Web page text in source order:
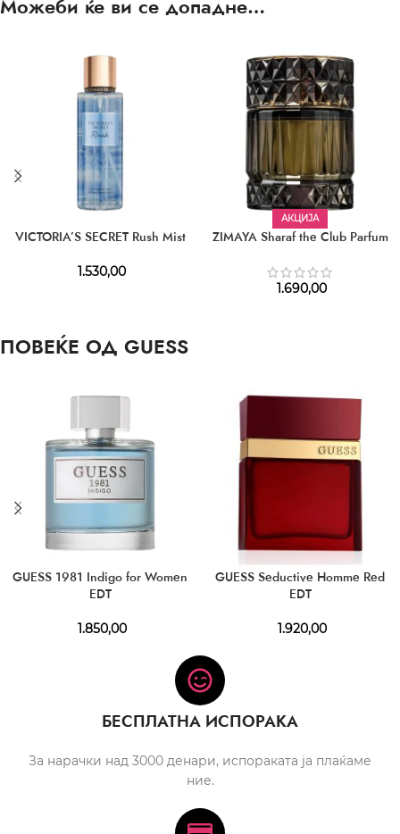
Можеби ќе ви се допадне…
VICTORIA’S SECRET Rush Mist
1.530,00
АКЦИЈА
ZIMAYA Sharaf the Club Parfum
1.690,00
ПОВЕЌЕ ОД GUESS
GUESS 1981 Indigo for Women
EDT
1.850,00
GUESS Seductive Homme Red
EDT
1.920,00
БЕСПЛАТНА ИСПОРАКА
За нарачки над 3000 денари, испораката ја плаќаме
ние.